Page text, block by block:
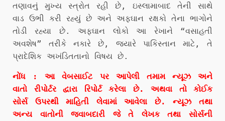
તણાવનું મુખ્ય સ્ત્રોત રહી છે, ઇસ્લામાબાદ તેની સાથે
વાડ ઉભી કરી રહ્યું છે અને અફઘાન રક્ષકો તેના ભાગોને
તોડી રહ્યા છે. અફઘાન લોકો આ રેખાને “વસાહતી
અવશેષ” તરીકે નકારે છે, જ્યારે પાકિસ્તાન માટે, તે
પ્રાદેશિક અખંડિતતાનો વિષય છે.
નોંધ : આ વેબસાઈટ પર આપેલી તમામ ન્યૂઝ અને
વાતો રીપોર્ટર દ્વારા રિપોર્ટ કરેલા છે. અથવા તો કોઈક
સોર્સ ઉપરથી માહિતી લેવામાં આવેલા છે. ન્યૂઝ તથા
અન્ય વાતોની જવાબદારી જે તે લેખક તથા સોર્સની